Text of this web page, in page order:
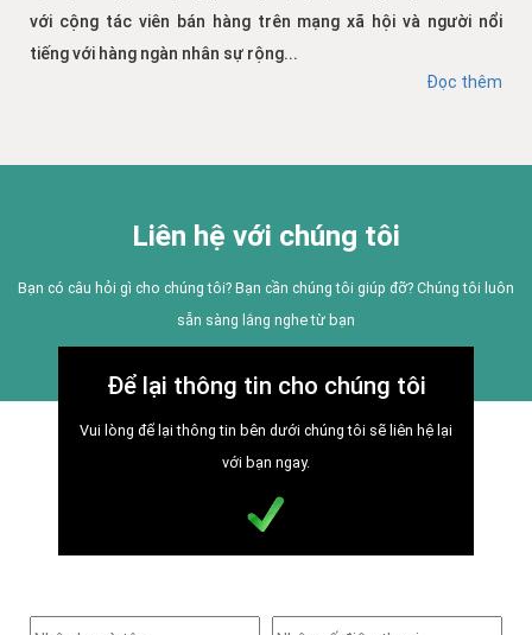
với cộng tác viên bán hàng trên mạng xã hội và người nổi
tiếng với hàng ngàn nhân sự rộng...
Đọc thêm
Liên hệ với chúng tôi
Bạn có câu hỏi gì cho chúng tôi? Bạn cần chúng tôi giúp đỡ? Chúng tôi luôn
sẵn sàng lắng nghe từ bạn
Để lại thông tin cho chúng tôi
Vui lòng để lại thông tin bên dưới chúng tôi sẽ liên hệ lại
với bạn ngay.